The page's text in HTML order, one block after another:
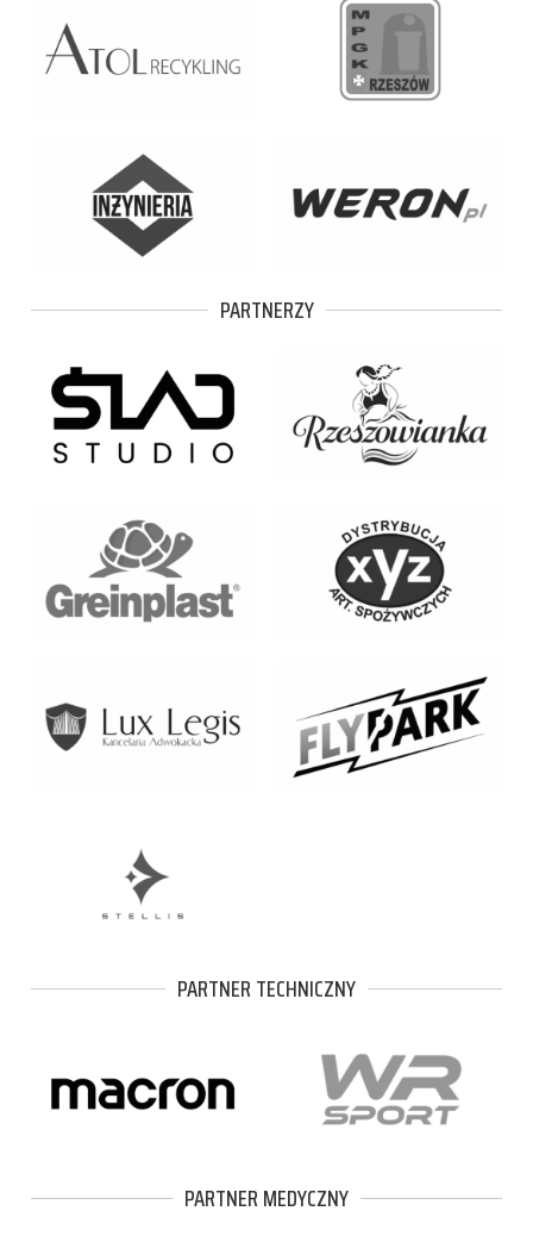
PARTNERZY
PARTNER TECHNICZNY
PARTNER MEDYCZNY